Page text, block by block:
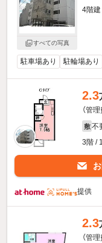
すべての写真
4階建
駐車場あり 駐輪場あり
2.3
（管
敷 不
3階 /
提供
2.3
（管